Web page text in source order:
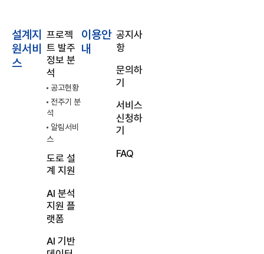
설계지
원서비
스
프로젝
트 발주
정보 분
석
공고현황
전주기 분
석
알림서비
스
도로 설
계 지원
AI 분석
지원 플
랫폼
AI 기반
이용안
내
공지사
항
문의하
기
서비스
신청하
기
FAQ